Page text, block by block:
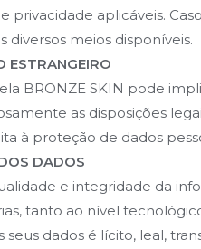
privacidade aplicáveis.
diversos meios disponíveis.
ESTRANGEIRO
BRONZE SKIN pode
as disposições
à proteção de dados
DADOS
e integridade da
tanto ao nível
dados é lícito, leal,